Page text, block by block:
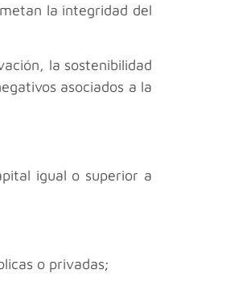
la integridad del
la sostenibilidad
asociados a la
igual o superior a
o privadas;